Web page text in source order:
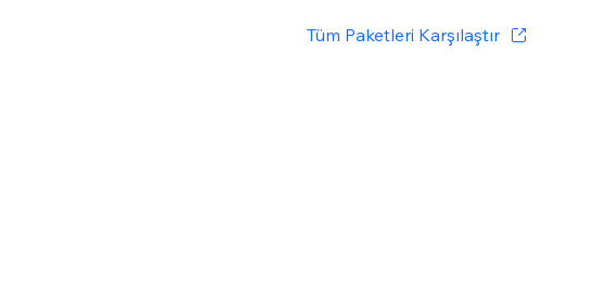
Tüm Paketleri Karşılaştır